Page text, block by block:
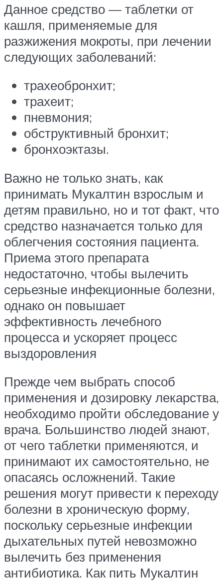
Данное средство — таблетки от
кашля, применяемые для
разжижения мокроты, при лечении
следующих заболеваний:
трахеобронхит;
трахеит;
пневмония;
обструктивный бронхит;
бронхоэктазы.
Важно не только знать, как
принимать Мукалтин взрослым и
детям правильно, но и тот факт, что
средство назначается только для
облегчения состояния пациента.
Приема этого препарата
недостаточно, чтобы вылечить
серьезные инфекционные болезни,
однако он повышает
эффективность лечебного
процесса и ускоряет процесс
выздоровления
Прежде чем выбрать способ
применения и дозировку лекарства,
необходимо пройти обследование у
врача. Большинство людей знают,
от чего таблетки применяются, и
принимают их самостоятельно, не
опасаясь осложнений. Такие
решения могут привести к переходу
болезни в хроническую форму,
поскольку серьезные инфекции
дыхательных путей невозможно
вылечить без применения
антибиотика. Как пить Мукалтин